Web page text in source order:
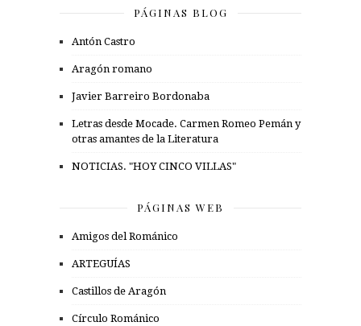
PÁGINAS BLOG
Antón Castro
Aragón romano
Javier Barreiro Bordonaba
Letras desde Mocade. Carmen Romeo Pemán y
otras amantes de la Literatura
NOTICIAS. "HOY CINCO VILLAS"
PÁGINAS WEB
Amigos del Románico
ARTEGUÍAS
Castillos de Aragón
Círculo Románico